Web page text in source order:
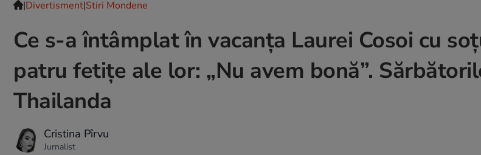
|Divertisment|Stiri Mondene
Ce s-a întâmplat în vacanța Laurei Cosoi cu
patru fetițe ale lor: „Nu avem bonă”.
Thailanda
Cristina Pîrvu
Jurnalist